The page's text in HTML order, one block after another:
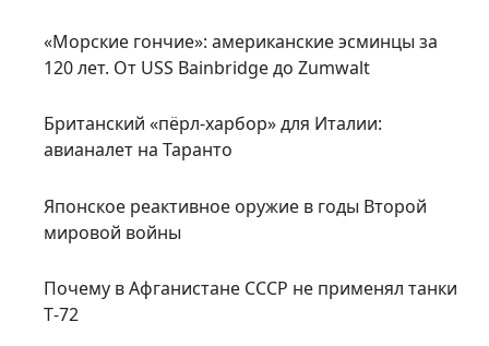
«Морские гончие»: американские эсминцы за
120 лет. От USS Bainbridge до Zumwalt
Британский «пёрл-харбор» для Италии:
авианалет на Таранто
Японское реактивное оружие в годы Второй
мировой войны
Почему в Афганистане СССР не применял танки
Т‑72